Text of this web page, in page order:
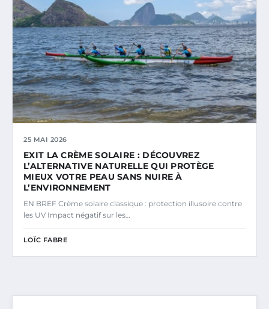
25 MAI 2026
EXIT LA CRÈME SOLAIRE : DÉCOUVREZ
L’ALTERNATIVE NATURELLE QUI PROTÈGE
MIEUX VOTRE PEAU SANS NUIRE À
L’ENVIRONNEMENT
EN BREF Crème solaire classique : protection illusoire contre
les UV Impact négatif sur les…
LOÏC FABRE